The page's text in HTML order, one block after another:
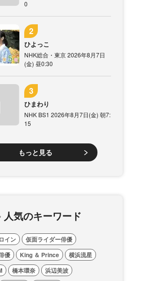
0
ひよっこ
NHK総合・東京 2026年8月7日
(金) 昼0:30
ひまわり
NHK BS1 2026年8月7日(金) 朝7:
15
もっと見る
人気のキーワード
イン
仮面ライダー俳優
優
King ＆ Prince
横浜流星
橋本環奈
浜辺美波